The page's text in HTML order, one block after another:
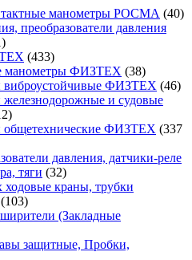
манометры РОСМА 4040
преобразователи давления
11
товаров
433433
товара
манометры ФИЗТЕХ 3838
товаров
ФИЗТЕХ 4646
и судовые
12
товаров
ФИЗТЕХ 337
давления, датчики-реле
тяги 3232
товара
краны, трубки
103103
товара(Закладные
защитные, Пробки,